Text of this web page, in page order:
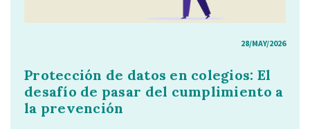
28/MAY/2026
Protección de datos en colegios: El
desafío de pasar del cumplimiento a
la prevención